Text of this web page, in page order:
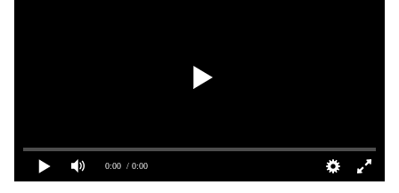
0:00 / 0:00